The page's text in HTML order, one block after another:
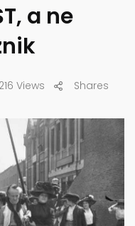
a ne
216 Views Shares